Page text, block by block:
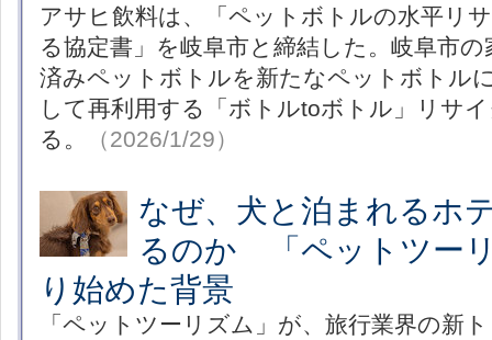
アサヒ飲料は、「ペットボトルの水平リ
る協定書」を岐阜市と締結した。岐阜市
済みペットボトルを新たなペットボトル
して再利用する「ボトルtoボトル」リサ
る。
（2026/1/29）
なぜ、犬と泊まれるホ
るのか 「ペットツー
り始めた背景
「ペットツーリズム」が、旅行業界の新